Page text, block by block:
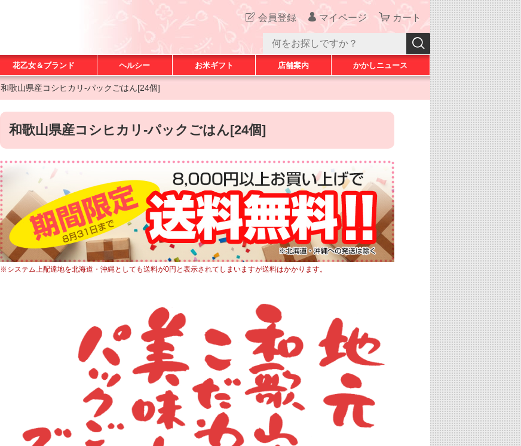
会員登録 マイページ カート
花乙女＆ブランド ヘルシー お米ギフト 店舗案内 かかしニュース
和歌山県産コシヒカリ-パックごはん[24個]
和歌山県産コシヒカリ-パックごはん[24個]
※システム上配達地を北海道・沖縄としても送料が0円と表示されてしまいますが送料はかかります。